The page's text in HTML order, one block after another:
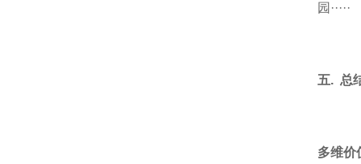
园·····
五. 总
多维价